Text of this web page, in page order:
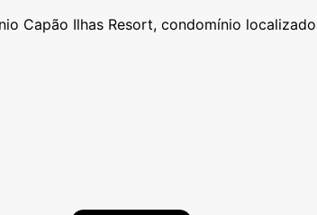
Capão Ilhas Resort, condomínio